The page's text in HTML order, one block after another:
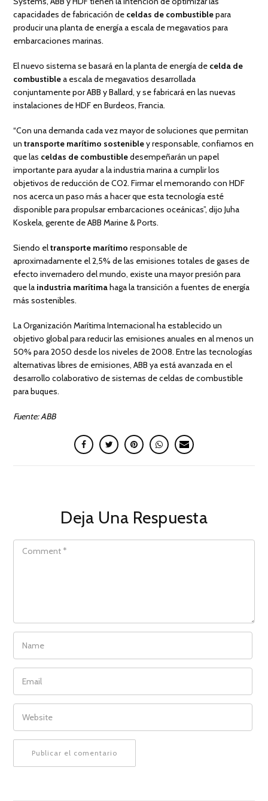
capacidades de fabricación de celdas de combustiblepara
producir una planta de energía a escala de megavatios para
embarcaciones marinas.
El nuevo sistema se basará en la planta de energía de celda de
combustiblea escala de megavatios desarrollada
conjuntamente por ABB y Ballard, y se fabricará en las nuevas
instalaciones de HDF en Burdeos, Francia.
“Con una demanda cada vez mayor de soluciones que permitan
untransporte marítimo sostenibley responsable, confiamos en
que las celdas de combustibledesempeñarán un papel
importante para ayudar a la industria marina a cumplir los
objetivos de reducción de CO2. Firmar el memorando con HDF
nos acerca un paso más a hacer que esta tecnología esté
disponible para propulsar embarcaciones oceánicas”, dijo Juha
Koskela, gerente de ABB Marine & Ports.
Siendo eltransporte marítimoresponsable de
aproximadamente el 2,5% de las emisiones totales de gases de
efecto invernadero del mundo, existe una mayor presión para
que la industria marítimahaga la transición a fuentes de energía
más sostenibles.
La Organización Marítima Internacional ha establecido un
objetivo global para reducir las emisiones anuales en al menos un
50% para 2050 desde los niveles de 2008. Entre las tecnologías
alternativas libres de emisiones, ABB ya está avanzada en el
desarrollo colaborativo de sistemas de celdas de combustible
para buques.
Fuente: ABB
Deja Una Respuesta
COMMENT
NAME
EMAIL
WEBSITE